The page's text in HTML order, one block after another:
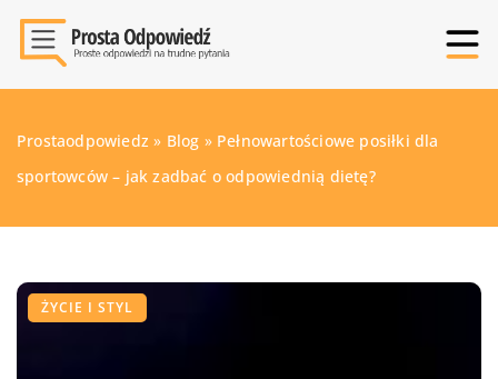
Prostaodpowiedz » Blog » Pełnowartościowe posiłki dla
sportowców – jak zadbać o odpowiednią dietę?
ŻYCIE I STYL